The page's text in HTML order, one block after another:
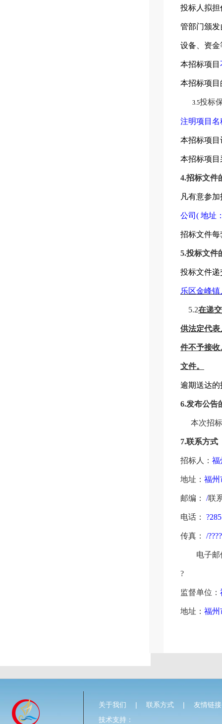
投标人拟
管部门颁发
设备、资
本招标项目
本招标项
3.5投标
注明项目
本招标项
本招标项
4.招标文件
凡有意参
公司 ( 地址
招标文件
5.投标文件
投标文件
乐区金峰
5.2在递
供法定代
件不予接
文件。
逾期送达
6.发布公告
本次招
7.联系方式
招标人： 福
地址： 福州
邮编： /联
电话： ?
传真： /
电子邮
?
监督单位：
地址： 福州
关于我们 | 联系方式 |
友情链接
技术支持：